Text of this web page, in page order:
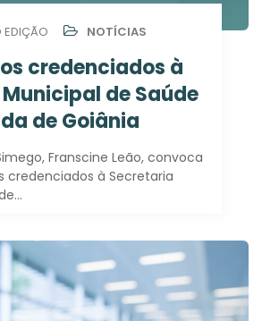
EDIÇÃO NOTÍCIAS
credenciados à
de Saúde
de Goiânia
Franscine Leão, convoca
credenciados à Secretaria